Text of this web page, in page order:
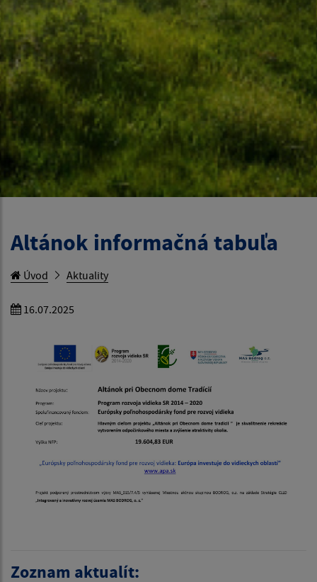
Altánok informačná tabuľa
Úvod Aktuality
16.07.2025
Zoznam aktualít: